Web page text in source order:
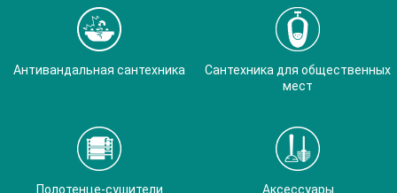
Антивандальная сантехника
Сантехника для общественных
мест
Полотенце-сушители Аксессуары